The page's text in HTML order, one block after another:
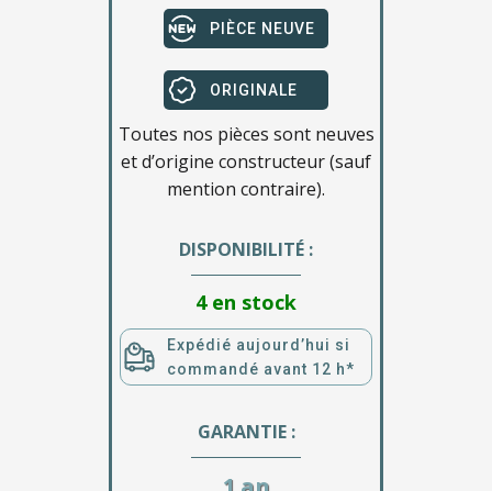
PIÈCE NEUVE
ORIGINALE
Toutes nos pièces sont neuves
et d’origine constructeur (sauf
mention contraire).
DISPONIBILITÉ :
4 en stock
Expédié aujourd’hui si
commandé avant 12 h*
GARANTIE :